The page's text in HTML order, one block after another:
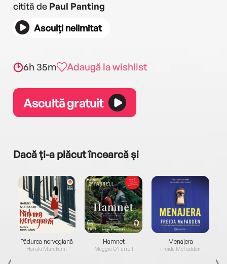
citită de Paul Panting
Asculți nelimitat
6h 35m Adaugă la wishlist
Ascultă gratuit
Dacă ți-a plăcut încearcă și
Pădurea norvegiană
Haruki Murakami
Hamnet
Maggie O'Farrell
Menajera
Freida McFadden